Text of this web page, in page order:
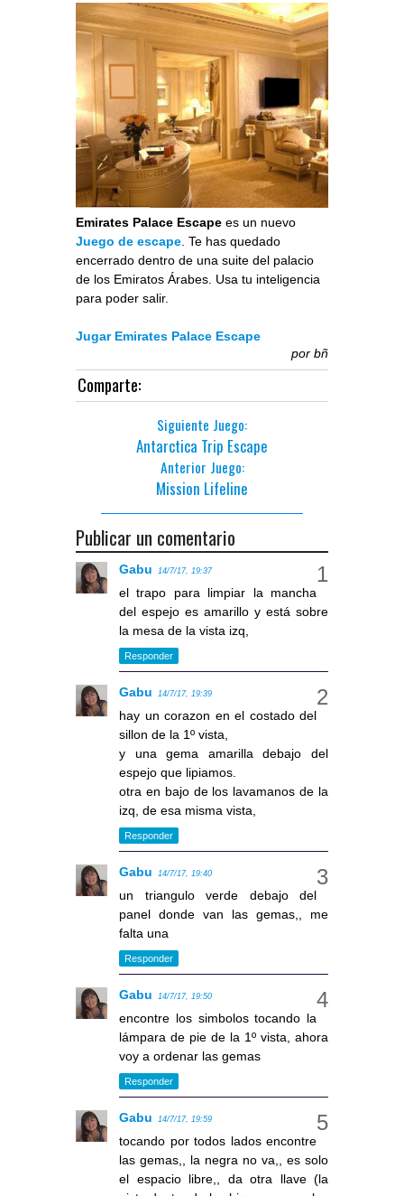
Emirates Palace Escape es un nuevo
Juego de escape . Te has quedado
encerrado dentro de una suite del palacio
de los Emiratos Árabes. Usa tu inteligencia
para poder salir.
Jugar Emirates Palace Escape
por bñ
Comparte:
Siguiente Juego:
Antarctica Trip Escape
Anterior Juego:
Mission Lifeline
Publicar un comentario
Gabu 14/7/17, 19:37
el trapo para limpiar la mancha
del espejo es amarillo y está sobre
la mesa de la vista izq,
Responder
Gabu 14/7/17, 19:39
hay un corazon en el costado del
sillon de la 1º vista,
y una gema amarilla debajo del
espejo que lipiamos.
otra en bajo de los lavamanos de la
izq, de esa misma vista,
Responder
Gabu 14/7/17, 19:40
un triangulo verde debajo del
panel donde van las gemas,, me
falta una
Responder
Gabu 14/7/17, 19:50
encontre los simbolos tocando la
lámpara de pie de la 1º vista, ahora
voy a ordenar las gemas
Responder
Gabu 14/7/17, 19:59
tocando por todos lados encontre
las gemas,, la negra no va,, es solo
el espacio libre,, da otra llave (la